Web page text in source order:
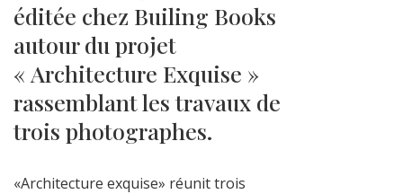
éditée chez Builing Books
autour du projet
« Architecture Exquise »
rassemblant les travaux de
trois photographes.
«Architecture exquise» réunit trois